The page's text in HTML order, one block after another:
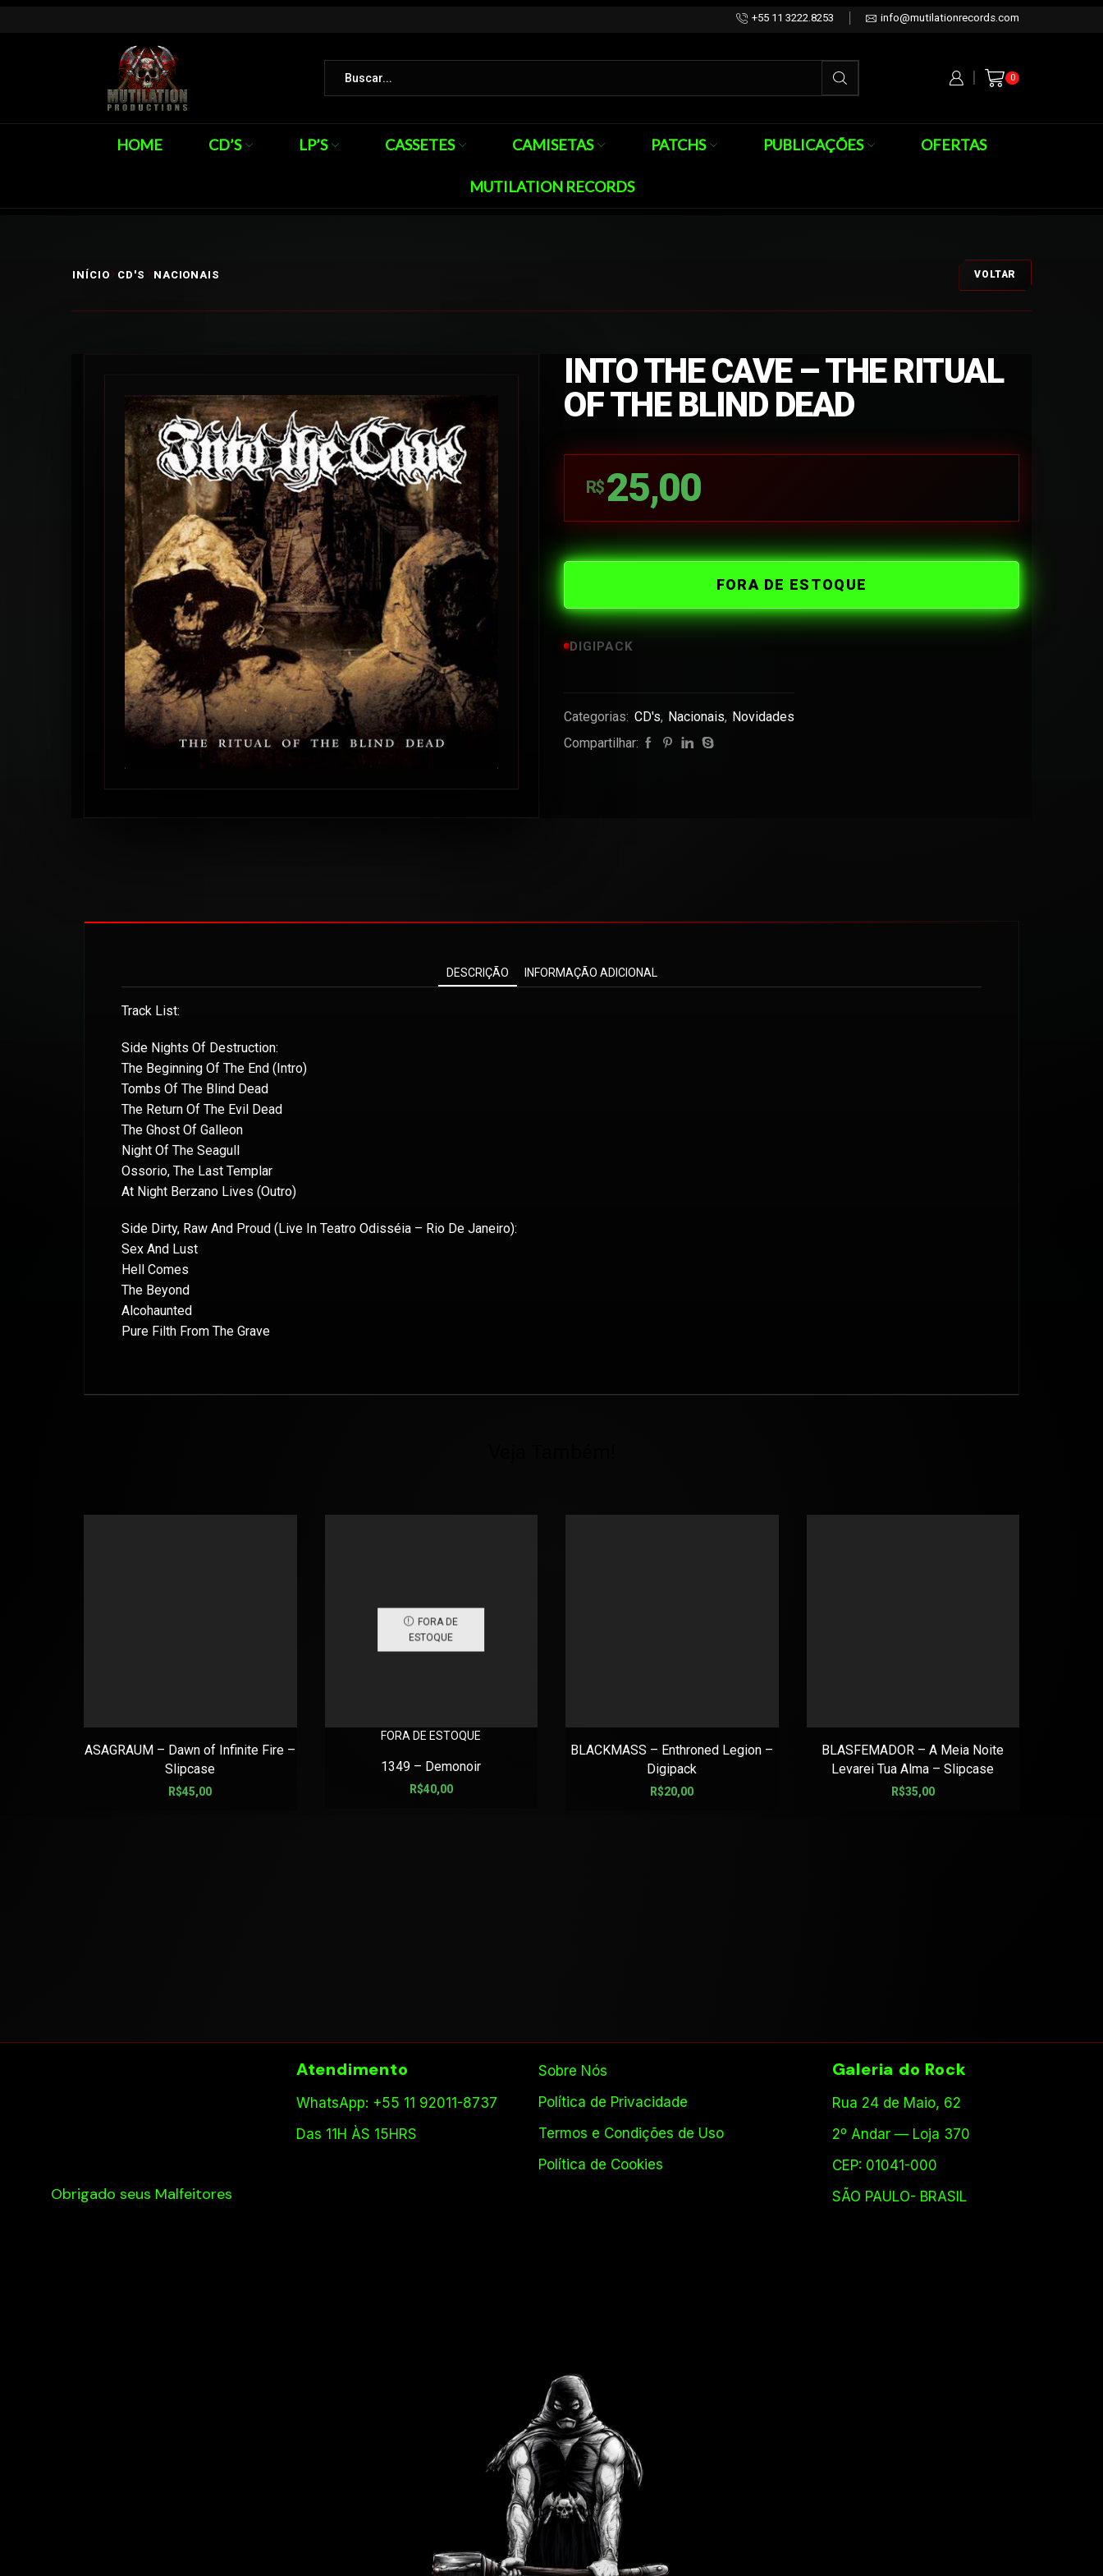
+55 11 3222.8253 info@mutilationrecords.com
0
HOME CD’S LP’S CASSETES CAMISETAS PATCHS PUBLICAÇÕES OFERTAS
MUTILATION RECORDS
INÍCIO CD'S NACIONAIS VOLTAR
INTO THE CAVE – THE RITUAL
OF THE BLIND DEAD
R$ 25,00
FORA DE ESTOQUE
DIGIPACK
Categorias: CD's, Nacionais, Novidades
Compartilhar:
DESCRIÇÃO INFORMAÇÃO ADICIONAL
Track List:
Side Nights Of Destruction:
The Beginning Of The End (Intro)
Tombs Of The Blind Dead
The Return Of The Evil Dead
The Ghost Of Galleon
Night Of The Seagull
Ossorio, The Last Templar
At Night Berzano Lives (Outro)
Side Dirty, Raw And Proud (Live In Teatro Odisséia – Rio De Janeiro):
Sex And Lust
Hell Comes
The Beyond
Alcohaunted
Pure Filth From The Grave
ASAGRAUM – Dawn of Infinite Fire –
Slipcase
R$45,00
FORA DE
ESTOQUE
FORA DE ESTOQUE
1349 – Demonoir
R$40,00
BLACKMASS – Enthroned Legion –
Digipack
R$20,00
BLASFEMADOR – A Meia Noite
Levarei Tua Alma – Slipcase
R$35,00
Obrigado seus Malfeitores
Atendimento
WhatsApp: +55 11 92011-8737
Das 11H ÀS 15HRS
Sobre Nós
Política de Privacidade
Termos e Condições de Uso
Política de Cookies
Galeria do Rock
Rua 24 de Maio, 62
2º Andar — Loja 370
CEP: 01041-000
SÃO PAULO- BRASIL